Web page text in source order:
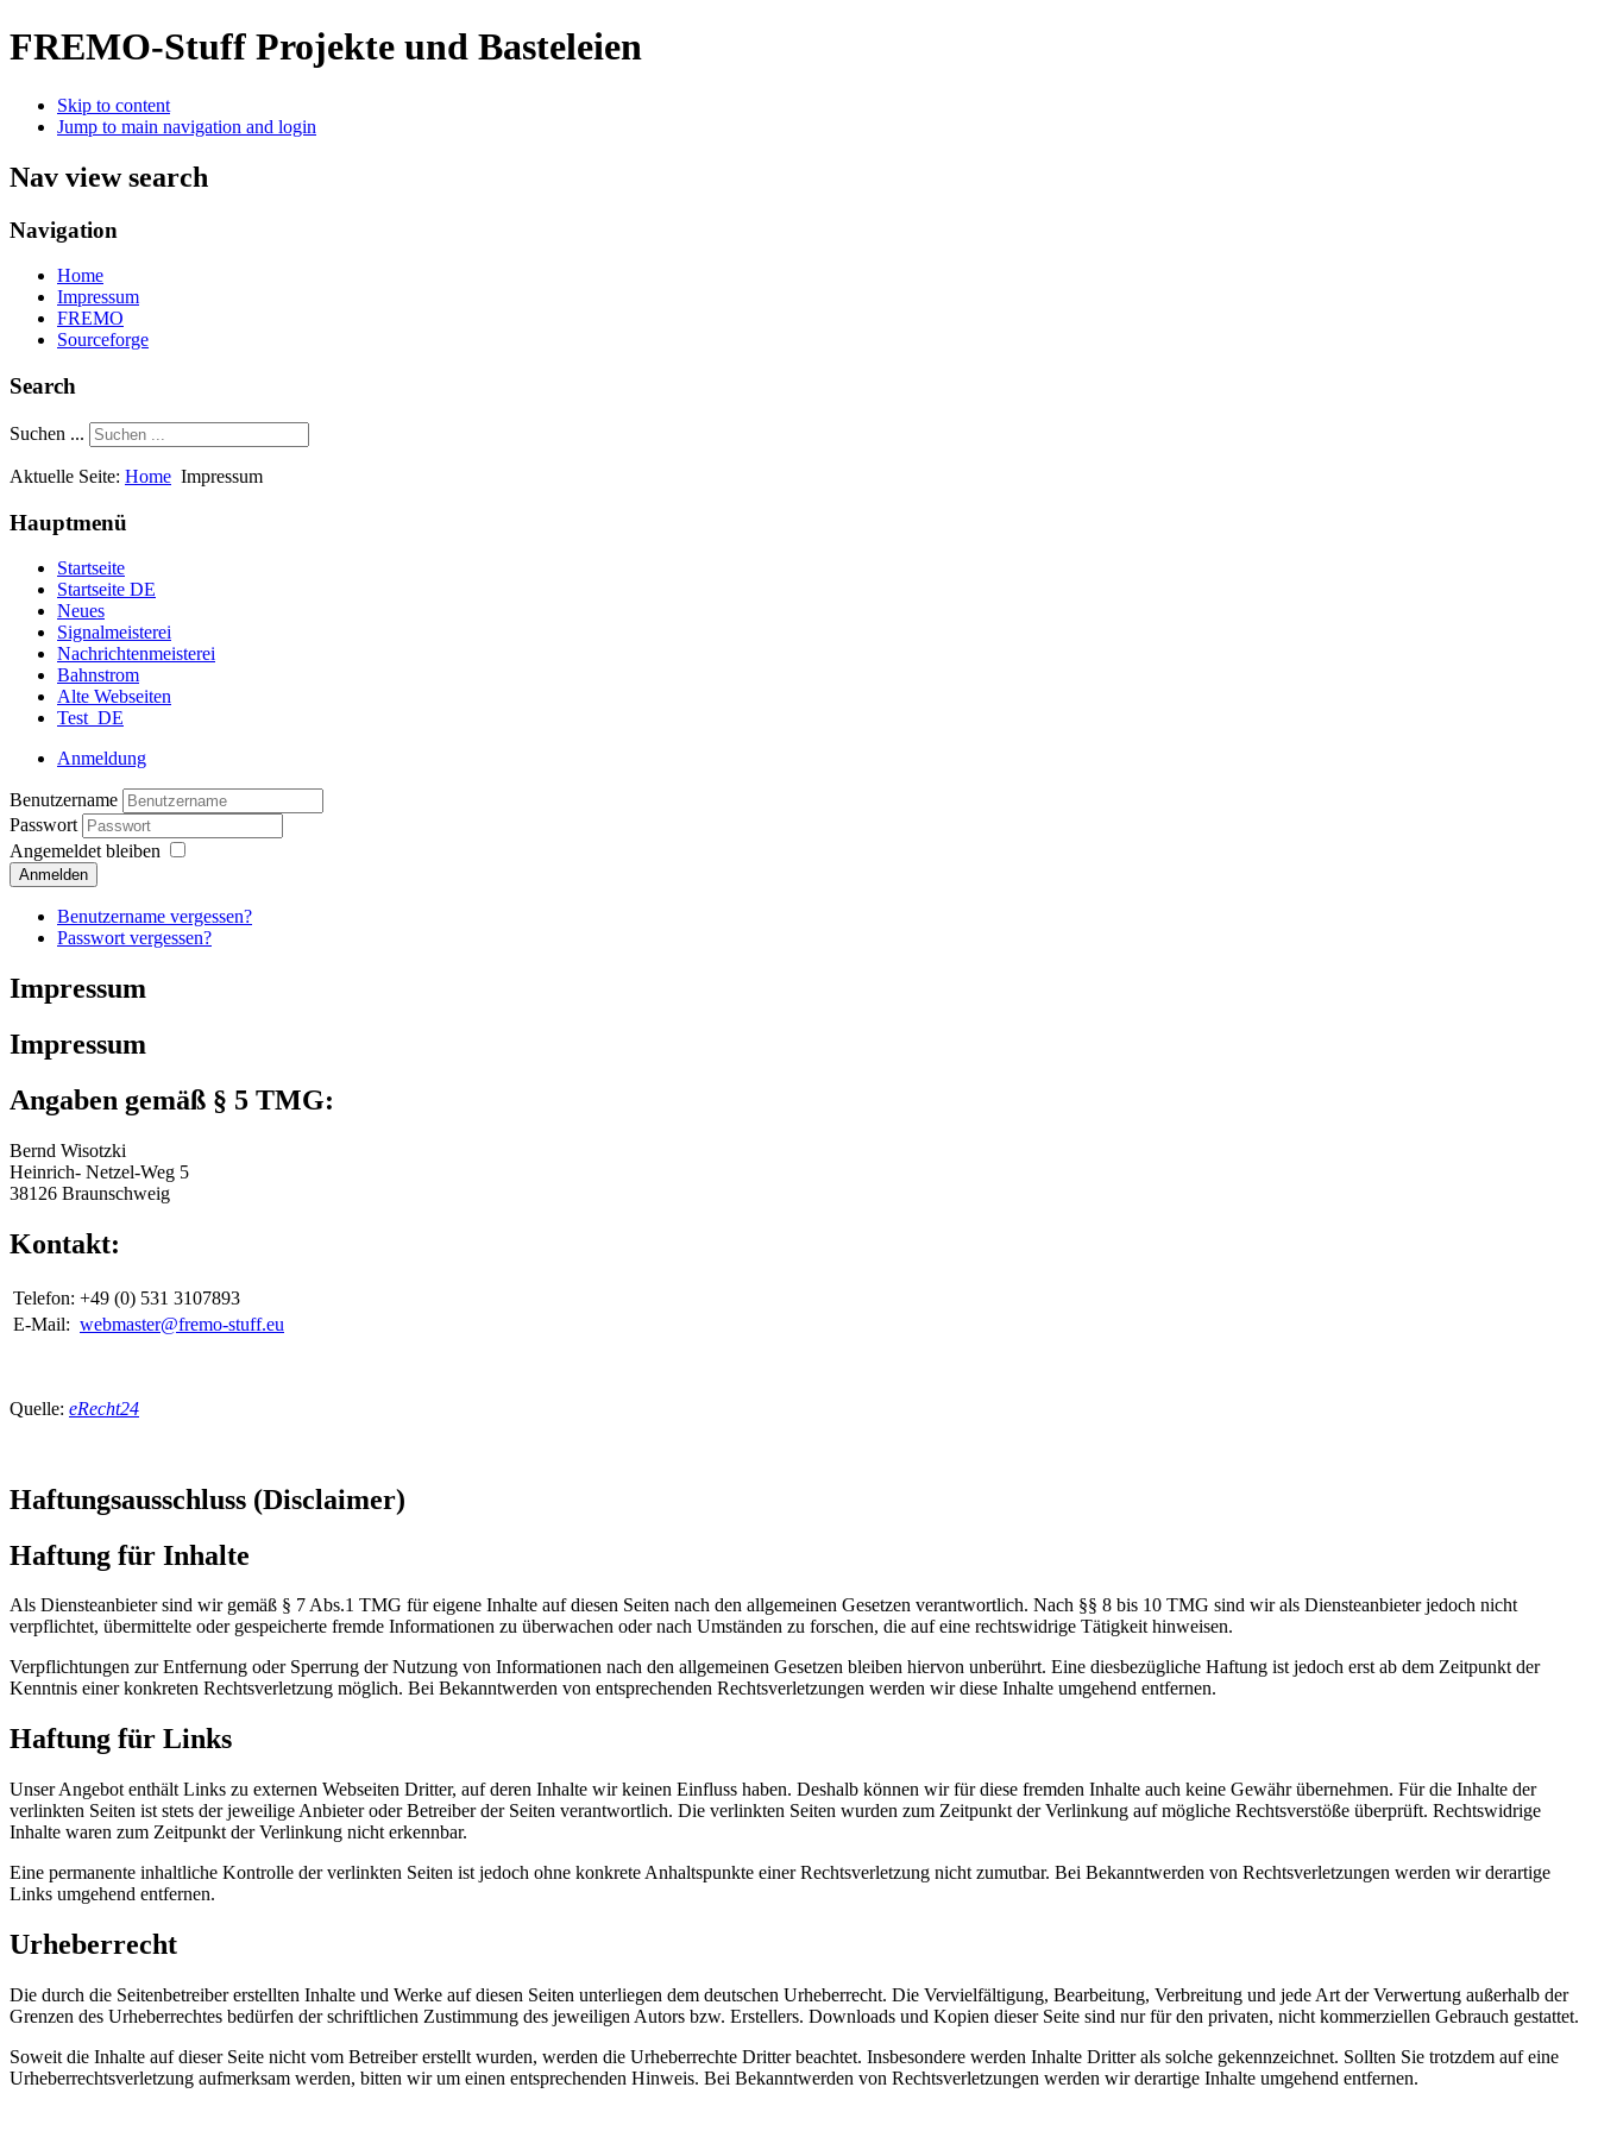
FREMO-Stuff Projekte und Basteleien
Skip to content
Jump to main navigation and login
Nav view search
Navigation
Home
Impressum
FREMO
Sourceforge
Search
Suchen ...
Aktuelle Seite: Home Impressum
Hauptmenü
Startseite
Startseite DE
Neues
Signalmeisterei
Nachrichtenmeisterei
Bahnstrom
Alte Webseiten
Test_DE
Anmeldung
Benutzername
Passwort
Angemeldet bleiben
Anmelden
Benutzername vergessen?
Passwort vergessen?
Impressum
Impressum
Angaben gemäß § 5 TMG:
Bernd Wisotzki
Heinrich- Netzel-Weg 5
38126 Braunschweig
Kontakt:
Telefon: +49 (0) 531 3107893
E-Mail: webmaster@fremo-stuff.eu
Quelle: eRecht24
Haftungsausschluss (Disclaimer)
Haftung für Inhalte
Als Diensteanbieter sind wir gemäß § 7 Abs.1 TMG für eigene Inhalte auf diesen Seiten nach den allgemeinen Gesetzen verantwortlich. Nach §§ 8 bis 10 TMG sind wir als Diensteanbieter jedoch nicht
verpflichtet, übermittelte oder gespeicherte fremde Informationen zu überwachen oder nach Umständen zu forschen, die auf eine rechtswidrige Tätigkeit hinweisen.
Verpflichtungen zur Entfernung oder Sperrung der Nutzung von Informationen nach den allgemeinen Gesetzen bleiben hiervon unberührt. Eine diesbezügliche Haftung ist jedoch erst ab dem Zeitpunkt der
Kenntnis einer konkreten Rechtsverletzung möglich. Bei Bekanntwerden von entsprechenden Rechtsverletzungen werden wir diese Inhalte umgehend entfernen.
Haftung für Links
Unser Angebot enthält Links zu externen Webseiten Dritter, auf deren Inhalte wir keinen Einfluss haben. Deshalb können wir für diese fremden Inhalte auch keine Gewähr übernehmen. Für die Inhalte der
verlinkten Seiten ist stets der jeweilige Anbieter oder Betreiber der Seiten verantwortlich. Die verlinkten Seiten wurden zum Zeitpunkt der Verlinkung auf mögliche Rechtsverstöße überprüft. Rechtswidrige
Inhalte waren zum Zeitpunkt der Verlinkung nicht erkennbar.
Eine permanente inhaltliche Kontrolle der verlinkten Seiten ist jedoch ohne konkrete Anhaltspunkte einer Rechtsverletzung nicht zumutbar. Bei Bekanntwerden von Rechtsverletzungen werden wir derartige
Links umgehend entfernen.
Urheberrecht
Die durch die Seitenbetreiber erstellten Inhalte und Werke auf diesen Seiten unterliegen dem deutschen Urheberrecht. Die Vervielfältigung, Bearbeitung, Verbreitung und jede Art der Verwertung außerhalb der
Grenzen des Urheberrechtes bedürfen der schriftlichen Zustimmung des jeweiligen Autors bzw. Erstellers. Downloads und Kopien dieser Seite sind nur für den privaten, nicht kommerziellen Gebrauch gestattet.
Soweit die Inhalte auf dieser Seite nicht vom Betreiber erstellt wurden, werden die Urheberrechte Dritter beachtet. Insbesondere werden Inhalte Dritter als solche gekennzeichnet. Sollten Sie trotzdem auf eine
Urheberrechtsverletzung aufmerksam werden, bitten wir um einen entsprechenden Hinweis. Bei Bekanntwerden von Rechtsverletzungen werden wir derartige Inhalte umgehend entfernen.